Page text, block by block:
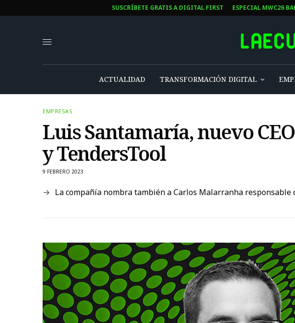
SUSCRÍBETE GRATIS A DIGITAL FIRST ESPECIAL MWC26
ACTUALIDAD TRANSFORMACIÓN DIGITAL
EMPRESAS
Luis Santamaría, nuevo
y TendersTool
9 FEBRERO 2023
La compañía nombra también a Carlos Malarranha responsable